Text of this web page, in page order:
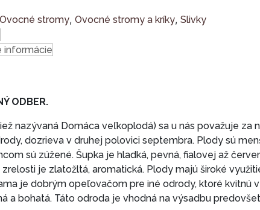
Ovocné stromy, Ovocné stromy a kríky, Slivky
informácie
ODBER.
nazývaná Domáca veľkoplodá) sa u nás považuje
dozrieva v druhej polovici septembra. Plody sú
sú zúžené. Šupka je hladká, pevná, fialovej až
je zlatožltá, aromatická. Plody majú široké
je dobrým opeľovačom pre iné odrody, ktoré kvitnú
a bohatá. Táto odroda je vhodná na výsadbu